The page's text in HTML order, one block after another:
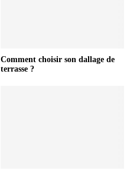
Comment choisir son dallage de
terrasse ?